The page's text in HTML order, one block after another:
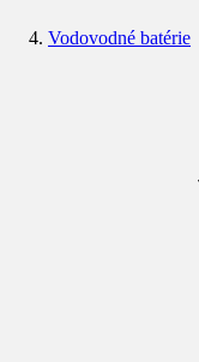
Vodovodné batérie